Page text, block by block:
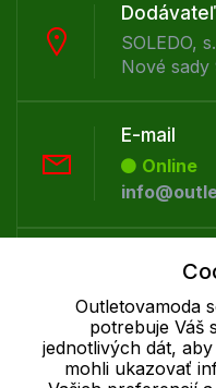
Dodávateľ
SOLEDO,
Nové
E-mail
Online
Telefón:
+421 277
Cookie - podrobné nastavenie
Outletovamoda
potrebuje Váš
jednotlivých dát,
mohli ukazovať